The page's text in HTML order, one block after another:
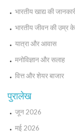
भारतीय खाद्य की
भारतीय जीवन की उम्र
यात्रा और आवास
मनोविज्ञान और सलाह
वित्त और शेयर बाजार
पुरालेख
जून 2026
मई 2026